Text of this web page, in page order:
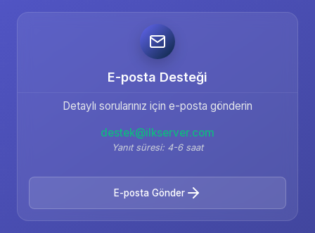
E-posta Desteği
Detaylı sorularınız için e-posta gönderin
destek@ilkserver.com
Yanıt süresi: 4-6 saat
E-posta Gönder